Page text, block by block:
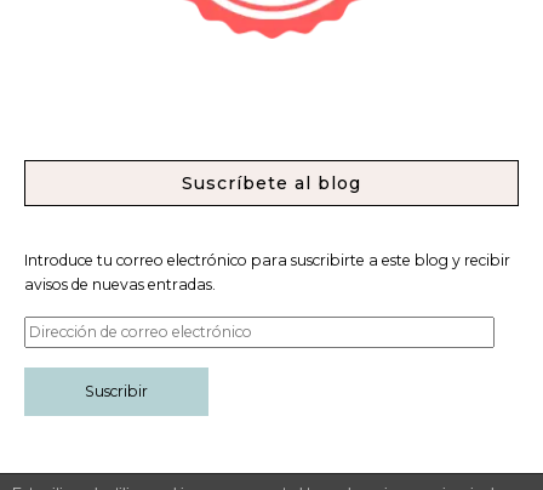
Suscríbete al blog
Introduce tu correo electrónico para suscribirte a este blog y recibir
avisos de nuevas entradas.
Suscribir